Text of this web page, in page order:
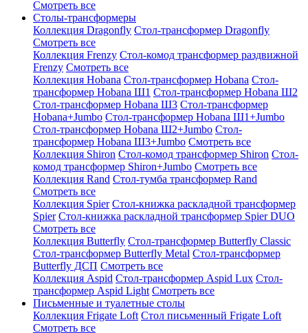
Смотреть все
Cтолы-трансформеры
Коллекция Dragonfly Стол-трансформер Dragonfly
Смотреть все
Коллекция Frenzy Стол-комод трансформер раздвижной
Frenzy Смотреть все
Коллекция Hobana Стол-трансформер Hobana Стол-
трансформер Hobana Ш1 Стол-трансформер Hobana Ш2
Стол-трансформер Hobana Ш3 Стол-трансформер
Hobana+Jumbo Стол-трансформер Hobana Ш1+Jumbo
Стол-трансформер Hobana Ш2+Jumbo Стол-
трансформер Hobana Ш3+Jumbo Смотреть все
Коллекция Shiron Стол-комод трансформер Shiron Стол-
комод трансформер Shiron+Jumbo Смотреть все
Коллекция Rand Стол-тумба трансформер Rand
Смотреть все
Коллекция Spier Стол-книжка раскладной трансформер
Spier Стол-книжка раскладной трансформер Spier DUO
Смотреть все
Коллекция Butterfly Стол-трансформер Butterfly Classic
Стол-трансформер Butterfly Metal Стол-трансформер
Butterfly ДСП Смотреть все
Коллекция Aspid Стол-трансформер Aspid Lux Стол-
трансформер Aspid Light Смотреть все
Письменные и туалетные столы
Коллекция Frigate Loft Стол письменный Frigate Loft
Смотреть все